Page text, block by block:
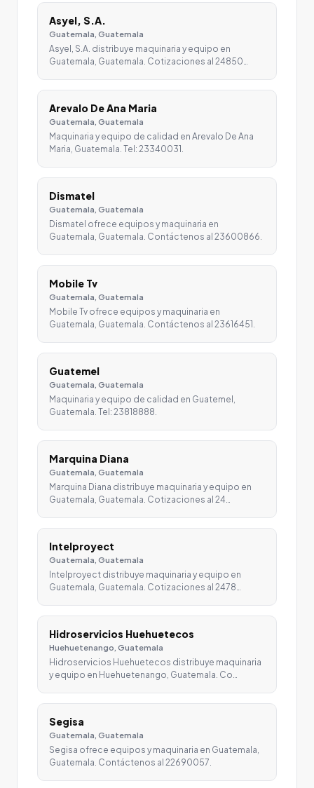
Asyel, S.A.
Guatemala, Guatemala
Asyel, S.A. distribuye maquinaria y equipo en
Guatemala, Guatemala. Cotizaciones al 24850…
Arevalo De Ana Maria
Guatemala, Guatemala
Maquinaria y equipo de calidad en Arevalo De Ana
Maria, Guatemala. Tel: 23340031.
Dismatel
Guatemala, Guatemala
Dismatel ofrece equipos y maquinaria en
Guatemala, Guatemala. Contáctenos al 23600866.
Mobile Tv
Guatemala, Guatemala
Mobile Tv ofrece equipos y maquinaria en
Guatemala, Guatemala. Contáctenos al 23616451.
Guatemel
Guatemala, Guatemala
Maquinaria y equipo de calidad en Guatemel,
Guatemala. Tel: 23818888.
Marquina Diana
Guatemala, Guatemala
Marquina Diana distribuye maquinaria y equipo en
Guatemala, Guatemala. Cotizaciones al 24…
Intelproyect
Guatemala, Guatemala
Intelproyect distribuye maquinaria y equipo en
Guatemala, Guatemala. Cotizaciones al 2478…
Hidroservicios Huehuetecos
Huehuetenango, Guatemala
Hidroservicios Huehuetecos distribuye maquinaria
y equipo en Huehuetenango, Guatemala. Co…
Segisa
Guatemala, Guatemala
Segisa ofrece equipos y maquinaria en Guatemala,
Guatemala. Contáctenos al 22690057.